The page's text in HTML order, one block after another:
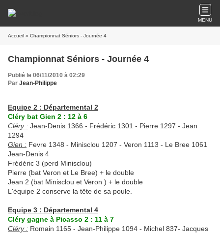
MENU
Accueil » Championnat Séniors - Journée 4
Championnat Séniors - Journée 4
Publié le 06/11/2010 à 02:29
Par Jean-Philippe
Equipe 2 : Départemental 2
Cléry bat Gien 2 : 12 à 6
Cléry : Jean-Denis 1366 - Frédéric 1301 - Pierre 1297 - Jean
1294
Gien : Fevre 1348 - Minisclou 1207 - Veron 1113 - Le Bree 1061
Jean-Denis 4
Frédéric 3 (perd Minisclou)
Pierre (bat Veron et Le Bree) + le double
Jean 2 (bat Minisclou et Veron ) + le double
L'équipe 2 conserve la tête de sa poule.
Equipe 3 : Départemental 4
Cléry gagne à Picasso 2 : 11 à 7
Cléry : Romain 1165 - Jean-Philippe 1094 - Michel 837- Jacques